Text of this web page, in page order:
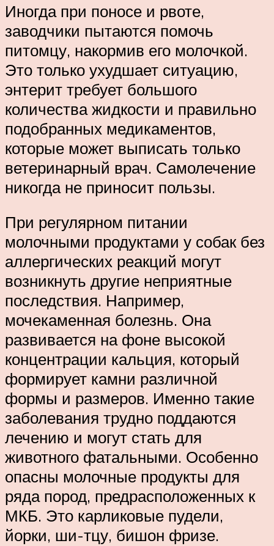
Иногда при поносе и рвоте,
заводчики пытаются помочь
питомцу, накормив его молочкой.
Это только ухудшает ситуацию,
энтерит требует большого
количества жидкости и правильно
подобранных медикаментов,
которые может выписать только
ветеринарный врач. Самолечение
никогда не приносит пользы.
При регулярном питании
молочными продуктами у собак без
аллергических реакций могут
возникнуть другие неприятные
последствия. Например,
мочекаменная болезнь. Она
развивается на фоне высокой
концентрации кальция, который
формирует камни различной
формы и размеров. Именно такие
заболевания трудно поддаются
лечению и могут стать для
животного фатальными. Особенно
опасны молочные продукты для
ряда пород, предрасположенных к
МКБ. Это карликовые пудели,
йорки, ши-тцу, бишон фризе.